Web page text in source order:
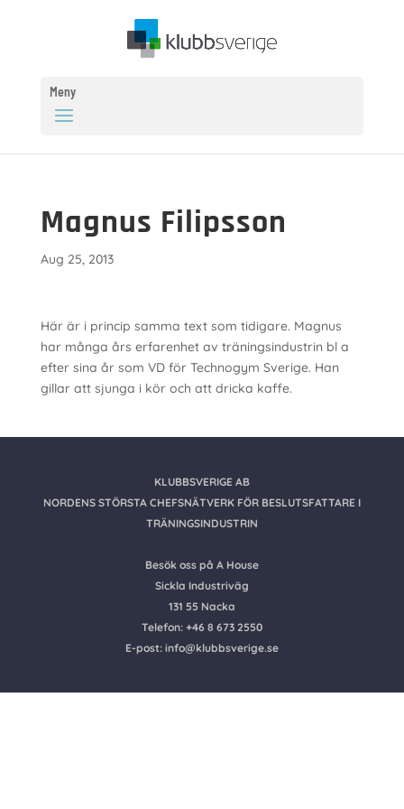
Meny
Magnus Filipsson
Aug 25, 2013
Här är i princip samma text som tidigare. Magnus
har många års erfarenhet av träningsindustrin bl a
efter sina år som VD för Technogym Sverige. Han
gillar att sjunga i kör och att dricka kaffe.
KLUBBSVERIGE AB
NORDENS STÖRSTA CHEFSNÄTVERK FÖR BESLUTSFATTARE I
TRÄNINGSINDUSTRIN
Besök oss på A House
Sickla Industriväg
131 55 Nacka
Telefon: +46 8 673 2550
E-post: info@klubbsverige.se